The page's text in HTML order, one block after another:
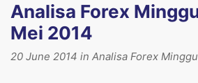
Analisa Forex
Mei 2014
20 June 2014 in Analisa Forex